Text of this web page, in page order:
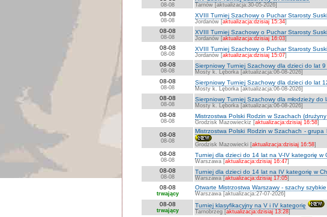
08-08 Tarnów [aktualizacja:30-05-2026]
08-08
08-08
XVIII Turniej Szachowy o Puchar Starosty
Jordanów [aktualizacja:dzisiaj 15:34]
08-08
08-08
XVIII Turniej Szachowy o Puchar Starosty
Jordanów [aktualizacja:dzisiaj 16:03]
08-08
08-08
XVIII Turniej Szachowy o Puchar Starosty
Jordanów [aktualizacja:dzisiaj 15:07]
08-08
08-08
Sierpniowy Turniej Szachowy dla dzieci do lat 9
Mosty k. Lęborka [aktualizacja:06-08-2026]
08-08
08-08
Sierpniowy Turniej Szachowy dla dzieci do lat
Mosty k. Lęborka [aktualizacja:06-08-2026]
08-08
08-08
Sierpniowy Turniej Szachowy dla młodzieży do
Mosty k. Lęborka [aktualizacja:06-08-2026]
08-08
08-08
Mistrzostwa Polski Rodzin w Szachach
Grodzisk Mazowieckiz [aktualizacja:dzisiaj 16:58]
08-08
08-08
Mistrzostwa Polski Rodzin w Szachach -
Grodzisk Mazowiecki [aktualizacja:dzisiaj 16:58]
08-08
08-08
Turniej dla dzieci do 14 lat na V-IV kategorię w
Warszawa [aktualizacja:dzisiaj 16:47]
08-08
08-08
Turniej dla dzieci do 14 lat na IV kategorię w
Warszawa [aktualizacja:dzisiaj 17:05]
08-08
trwający
Otwarte Mistrzostwa Warszawy - szachy
Warszawa [aktualizacja:27-07-2026]
08-08
trwający
Turniej klasyfikacyjny na V i IV kategorię
Tarnobrzeg [aktualizacja:dzisiaj 13:28]